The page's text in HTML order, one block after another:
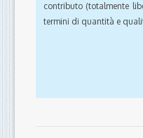
contributo (totalmente
termini di quantità e